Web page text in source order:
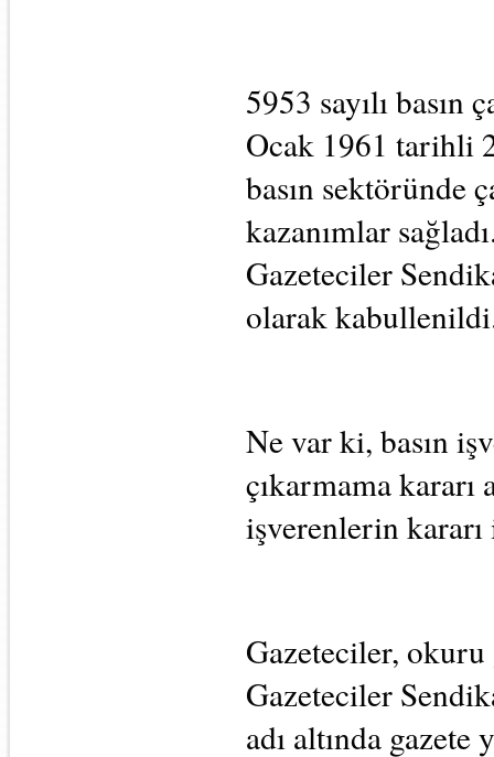
5953 sayılı basın
Ocak 1961 tarihli
basın sektöründe
kazanımlar
Gazeteciler
olarak
Ne var ki, basın
çıkarmama
işverenlerin kararı
Gazeteciler, okuru
Gazeteciler
adı altında gazete